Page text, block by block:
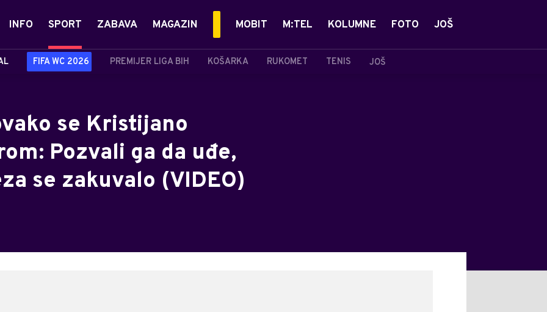
INFO SPORT
FIFA WC 2026 PREMIJER LIGA BIH KOŠARKA RUKOMET TENIS JOŠ
ZABAVA MAGAZIN MOBIT M:TEL KOLUMNE FOTO JOŠ
se Kristijano
Pozvali ga da uđe,
se zakuvalo (VIDEO)